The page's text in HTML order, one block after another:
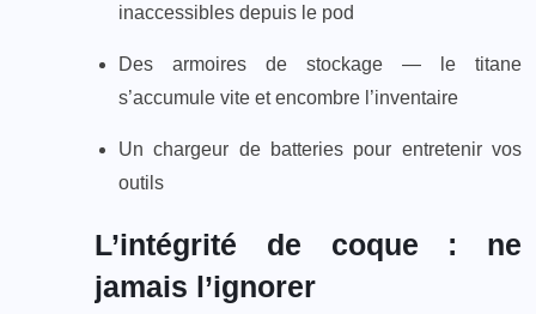
inaccessibles depuis le pod
Des armoires de stockage — le titane
s’accumule vite et encombre l’inventaire
Un chargeur de batteries pour entretenir vos
outils
L’intégrité de coque : ne
jamais l’ignorer